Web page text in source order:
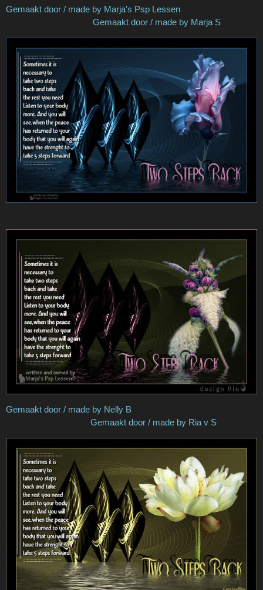
Gemaakt door / made by Marja's Psp Lessen
Gemaakt door / made by Marja S
Gemaakt door / made by Nelly B
Gemaakt door / made by Ria v S